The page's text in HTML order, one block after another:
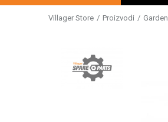
Villager Store Proizvodi Garden